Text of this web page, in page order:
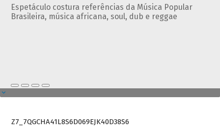
Espetáculo costura referências da Música Popular
Brasileira, música africana, soul, dub e reggae
Z7_7QGCHA41L8S6D069EJK40D38S6